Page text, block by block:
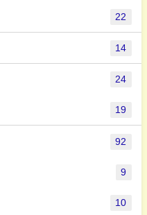
22
14
24
19
92
9
10